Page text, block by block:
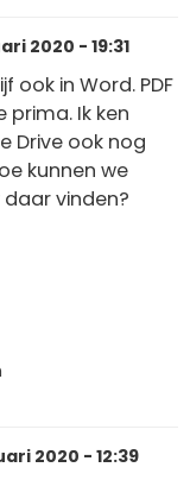
2020 - 19:31
ook in Word. PDF
prima. Ik ken
Drive ook nog
kunnen we
vinden?
2020 - 12:39